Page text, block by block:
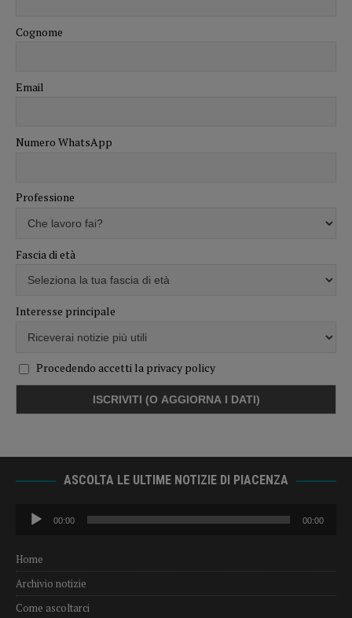
Cognome
Email
Numero WhatsApp
Professione
Fascia di età
Interesse principale
Procedendo accetti la privacy policy
ASCOLTA LE ULTIME NOTIZIE DI PIACENZA
Audio
Player
00:00 00:00
Home
Archivio notizie
Come ascoltarci